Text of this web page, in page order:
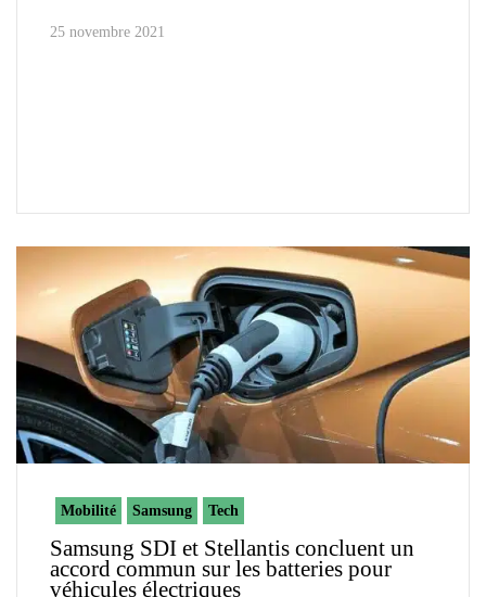
25 novembre 2021
Mobilité Samsung Tech
Samsung SDI et Stellantis concluent un
accord commun sur les batteries pour
véhicules électriques